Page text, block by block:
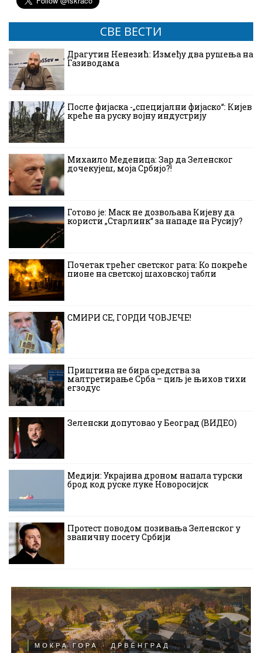
СВЕ ВЕСТИ
Драгутин Ненезић: Између два рушења на
Газиводама
После фијаска -„специјални фијаско“: Кијев
креће на руску војну индустрију
Михаило Меденица: Зар да Зеленског
дочекујеш, моја Србијо?!
Готово је: Маск не дозвољава Кијеву да
користи „Старлинк“ за нападе на Русију?
Почетак трећег светског рата: Ко покреће
пионе на светској шаховској табли
СМИРИ СЕ, ГОРДИ ЧОВЈЕЧЕ!
Приштина не бира средства за
малтретирање Срба – циљ је њихов тихи
егзодус
Зеленски допутовао у Београд (ВИДЕО)
Медији: Украјина дроном напала турски
брод код руске луке Новоросијск
Протест поводом позивања Зеленског у
званичну посету Србији